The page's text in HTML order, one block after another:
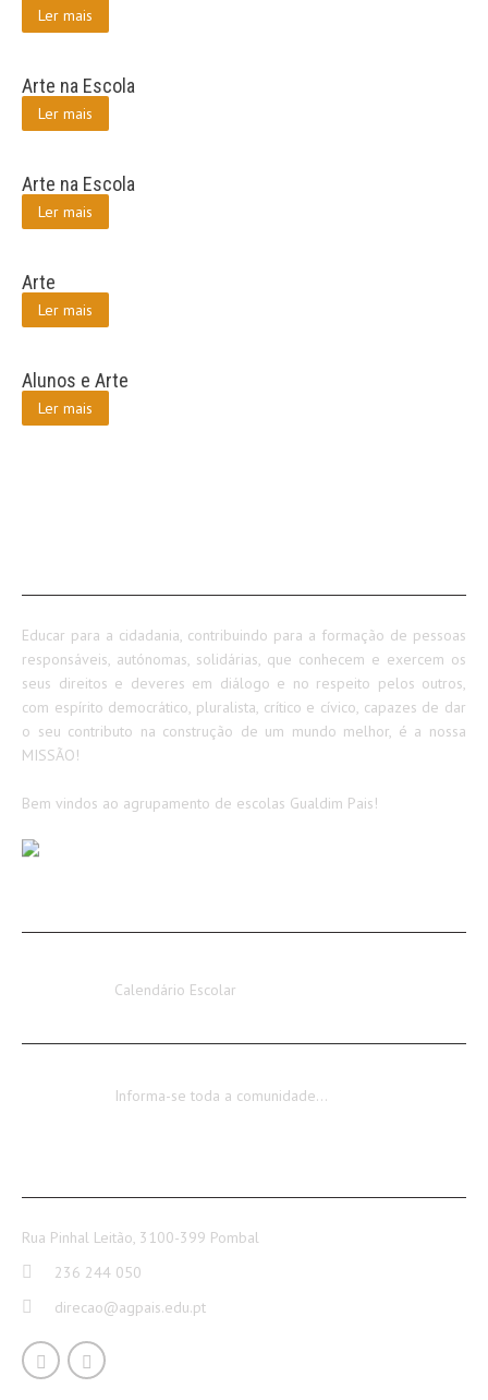
Ler mais
Arte na Escola
Ler mais
Arte na Escola
Ler mais
Arte
Ler mais
Alunos e Arte
Ler mais
Educar para a cidadania, contribuindo para a formação de pessoas
responsáveis, autónomas, solidárias, que conhecem e exercem os
seus direitos e deveres em diálogo e no respeito pelos outros,
com espírito democrático, pluralista, crítico e cívico, capazes de dar
o seu contributo na construção de um mundo melhor, é a nossa
MISSÃO!
Bem vindos ao agrupamento de escolas Gualdim Pais!
Calendário Escolar
Informa-se toda a comunidade…
Rua Pinhal Leitão, 3100-399 Pombal
236 244 050
direcao@agpais.edu.pt